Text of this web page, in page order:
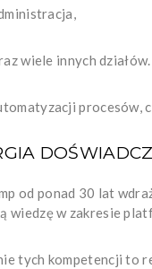
wiele innych działów.
procesów,
od ponad 30 lat
wiedzę w zakresie
tych kompetencji to